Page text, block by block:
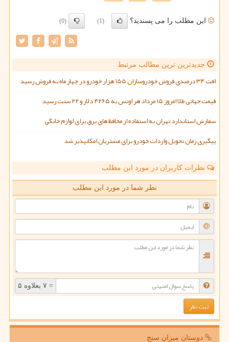
این مطلب را می پسندید؟ (1)
(0)
جدیدترین ترین مطالب مرتبط
افت ۳۴ درصدی فروش خودروسازان ۱۵۵ هزار خودرو در چهار ماه به فروش رسید
قیمت جهانی طلا امروز ۱۵ مرداد هر اونس به ۴۲۶۵ دلار و ۲۲ سنت رسید
سفارش استاندارد تهران به استفاده از محافظ های برق برای لوازم خانگی
پیگیری زمان تحویل واردات خودرو برای مشتریان امکانپذیر شد
نظرات کاربران در مورد این مطلب
نظر شما در مورد این مطلب
= ۷ بعلاوه ۵
دوستان میزان سنج